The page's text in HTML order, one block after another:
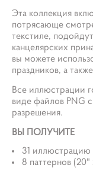
Эта коллекция
потрясающе
текстиле,
канцелярских
вы можете
праздников, а
Все иллюстрации
виде файлов PNG
разрешения.
ВЫ ПОЛУЧИТЕ
31 иллюстрацию
8 паттернов